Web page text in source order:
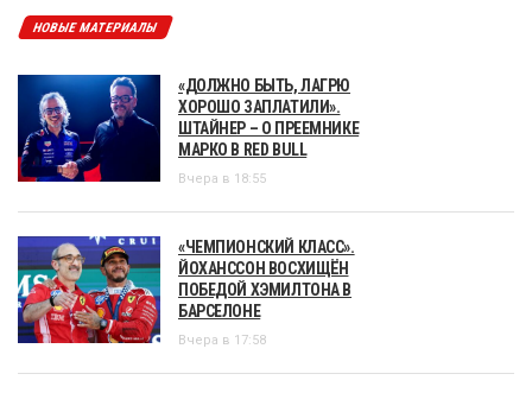
НОВЫЕ МАТЕРИАЛЫ
«ДОЛЖНО БЫТЬ, ЛАГРЮ
ХОРОШО ЗАПЛАТИЛИ».
ШТАЙНЕР – О ПРЕЕМНИКЕ
МАРКО В RED BULL
Вчера в 18:55
«ЧЕМПИОНСКИЙ КЛАСС».
ЙОХАНССОН ВОСХИЩЁН
ПОБЕДОЙ ХЭМИЛТОНА В
БАРСЕЛОНЕ
Вчера в 17:58